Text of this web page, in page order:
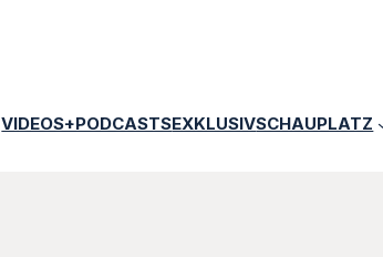
VIDEOS+PODCASTSEXKLUSIVSCHAUPLATZ